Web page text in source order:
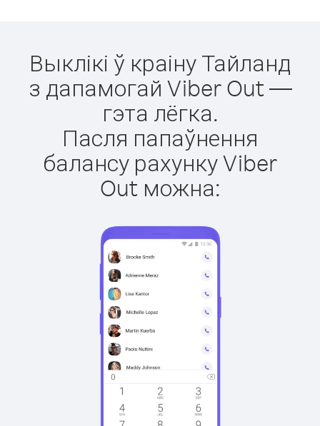
Выклікі ў краіну Тайланд
з дапамогай Viber Out —
гэта лёгка.
Пасля папаўнення
балансу рахунку Viber
Out можна: